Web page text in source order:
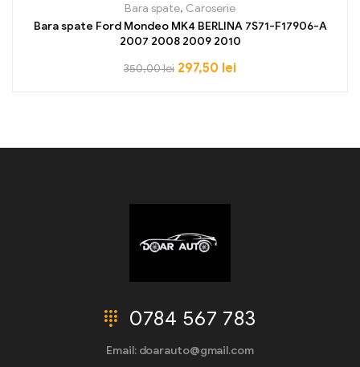
Bara spate, Caroserie
Bara spate Ford Mondeo MK4 BERLINA 7S71-F17906-A
2007 2008 2009 2010
350,00lei 297,50 lei
0784 567 783
Email: doarauto@gmail.com